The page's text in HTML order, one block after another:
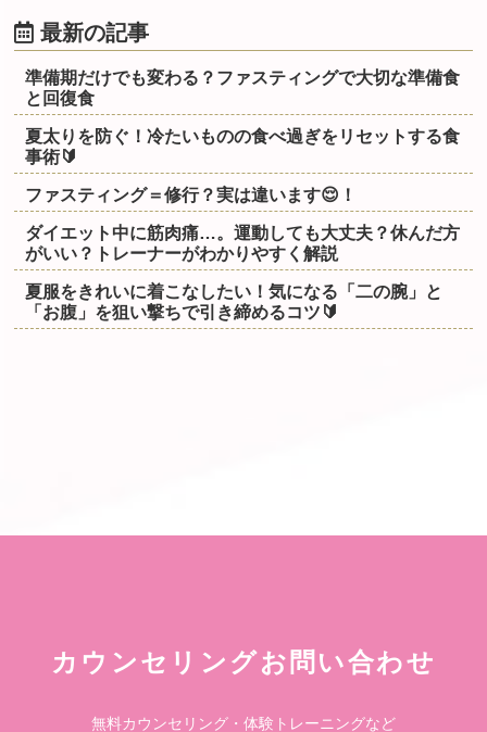
最新の記事
準備期だけでも変わる？ファスティングで大切な準備食
と回復食
夏太りを防ぐ！冷たいものの食べ過ぎをリセットする食
事術🔰
ファスティング＝修行？実は違います😌！
ダイエット中に筋肉痛…。運動しても大丈夫？休んだ方
がいい？トレーナーがわかりやすく解説
夏服をきれいに着こなしたい！気になる「二の腕」と
「お腹」を狙い撃ちで引き締めるコツ🔰
カウンセリングお問い合わせ
無料カウンセリング・体験トレーニングなど